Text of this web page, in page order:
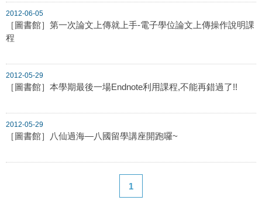
2012-06-05
［圖書館］第一次論文上傳就上手-電子學位論文上傳操作說明課
程
2012-05-29
［圖書館］本學期最後一場Endnote利用課程,不能再錯過了!!
2012-05-29
［圖書館］八仙過海—八國留學講座開跑囉~
1